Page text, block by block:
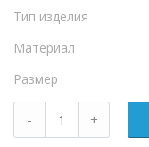
Тип изделия
Материал
Размер